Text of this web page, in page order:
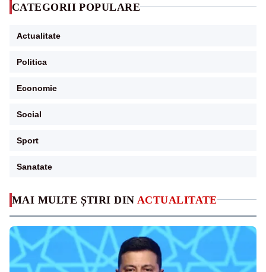
MAI MULTE ȘTIRI DIN ACTUALITATE
CATEGORII POPULARE
Actualitate
Politica
Economie
Social
Sport
Sanatate